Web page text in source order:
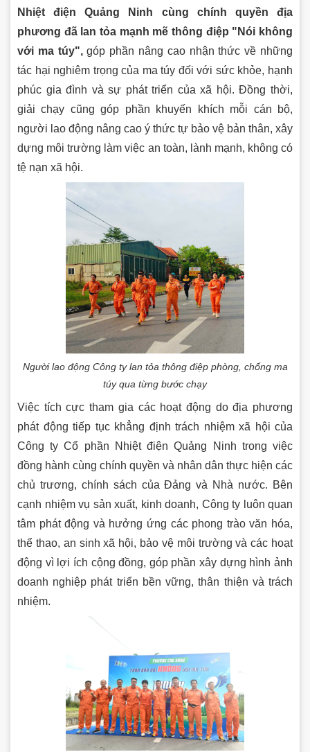
Nhiệt điện Quảng Ninh cùng chính quyền địa
phương đã lan tỏa mạnh mẽ thông điệp "Nói không
với ma túy",góp phần nâng cao nhận thức về những
tác hại nghiêm trọng của ma túy đối với sức khỏe, hạnh
phúc gia đình và sự phát triển của xã hội. Đồng thời,
giải chạy cũng góp phần khuyến khích mỗi cán bộ,
người lao động nâng cao ý thức tự bảo vệ bản thân, xây
dựng môi trường làm việc an toàn, lành mạnh, không có
tệ nạn xã hội.
Người lao động Công ty lan tỏa thông điệp phòng, chống ma
túy qua từng bước chạy
Việc tích cực tham gia các hoạt động do địa phương
phát động tiếp tục khẳng định trách nhiệm xã hội của
Công ty Cổ phần Nhiệt điện Quảng Ninh trong việc
đồng hành cùng chính quyền và nhân dân thực hiện các
chủ trương, chính sách của Đảng và Nhà nước. Bên
cạnh nhiệm vụ sản xuất, kinh doanh, Công ty luôn quan
tâm phát động và hưởng ứng các phong trào văn hóa,
thể thao, an sinh xã hội, bảo vệ môi trường và các hoạt
động vì lợi ích cộng đồng, góp phần xây dựng hình ảnh
doanh nghiệp phát triển bền vững, thân thiện và trách
nhiệm.